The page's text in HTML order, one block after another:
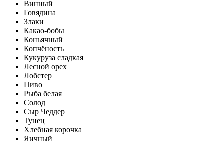
Винный
Говядина
Злаки
Какао-бобы
Коньячный
Копчёность
Кукуруза сладкая
Лесной орех
Лобстер
Пиво
Рыба белая
Солод
Сыр Чеддер
Тунец
Хлебная корочка
Яичный